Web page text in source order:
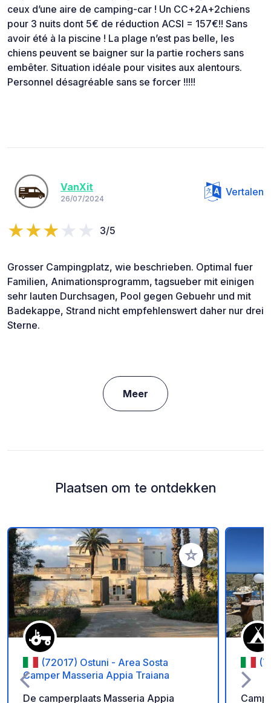
ceux d’une aire de camping-car ! Un CC+2A+2chiens
pour 3 nuits dont 5€ de réduction ACSI = 157€!! Sans
avoir été à la piscine ! La plage n’est pas belle, les
chiens peuvent se baigner sur la partie rochers sans
embêter. Situation idéale pour visites aux alentours.
Personnel désagréable sans se forcer !!!!!
VanXit
26/07/2024
Vertalen
3/5
Grosser Campingplatz, wie beschrieben. Optimal fuer
Familien, Animationsprogramm, tagsueber mit einigen
sehr lauten Durchsagen, Pool gegen Gebuehr und mit
Badekappe, Strand nicht empfehlenswert daher nur drei
Sterne.
Meer
Plaatsen om te ontdekken
Voeg toe aan je
(72017) Ostuni - Area Sosta
Camper Masseria Appia Traiana
De camperplaats Masseria Appia